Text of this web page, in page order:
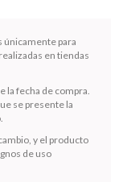
únicamente para
en tiendas
la fecha de compra.
se presente la
y el producto
de uso
en 12
con Pago
Pago